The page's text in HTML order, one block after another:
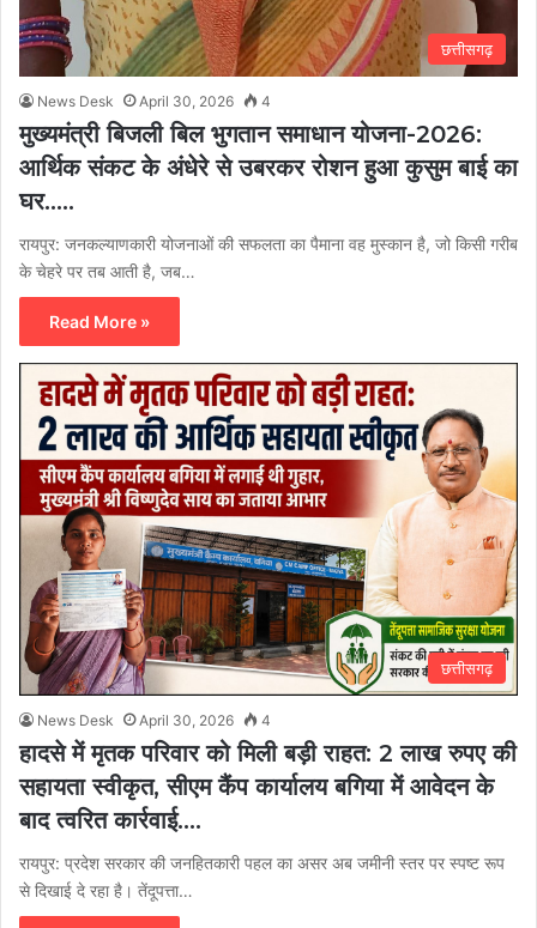
छत्तीसगढ़
News Desk April 30, 2026 4
मुख्यमंत्री बिजली बिल भुगतान समाधान योजना-2026:
आर्थिक संकट के अंधेरे से उबरकर रोशन हुआ कुसुम बाई का
घर…..
रायपुर: जनकल्याणकारी योजनाओं की सफलता का पैमाना वह मुस्कान है, जो किसी गरीब
के चेहरे पर तब आती है, जब…
Read More »
छत्तीसगढ़
News Desk April 30, 2026 4
हादसे में मृतक परिवार को मिली बड़ी राहत: 2 लाख रुपए की
सहायता स्वीकृत, सीएम कैंप कार्यालय बगिया में आवेदन के
बाद त्वरित कार्रवाई….
रायपुर: प्रदेश सरकार की जनहितकारी पहल का असर अब जमीनी स्तर पर स्पष्ट रूप
से दिखाई दे रहा है। तेंदूपत्ता…